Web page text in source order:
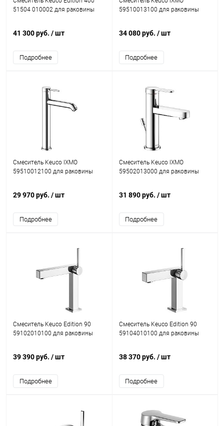
51504 010002 для раковины
41 300 руб. / шт
Подробнее
59510013100 для раковины
34 080 руб. / шт
Подробнее
Смеситель Keuco IXMO
59510012100 для раковины
29 970 руб. / шт
Подробнее
Смеситель Keuco IXMO
59502013000 для раковины
31 890 руб. / шт
Подробнее
Смеситель Keuco Edition 90
59102010100 для раковины
39 390 руб. / шт
Подробнее
Смеситель Keuco Edition 90
59104010100 для раковины
38 370 руб. / шт
Подробнее